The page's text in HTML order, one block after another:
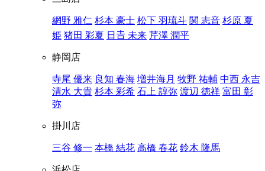
網野 雅仁 杉本 豪士 松下 羽琉斗 関 志音 杉原 夏
姫 猪田 彩夏 日𠮷 未来 芹澤 潤平
静岡店
寺尾 優来 良知 春海 増井海月 牧野 祐輔 中西 永吉
清水 大貴 杉本 彩希 石上 諄弥 渡辺 徳祥 富田 彰
弥
掛川店
三谷 修一 本橋 結花 高橋 春花 鈴木 隆馬